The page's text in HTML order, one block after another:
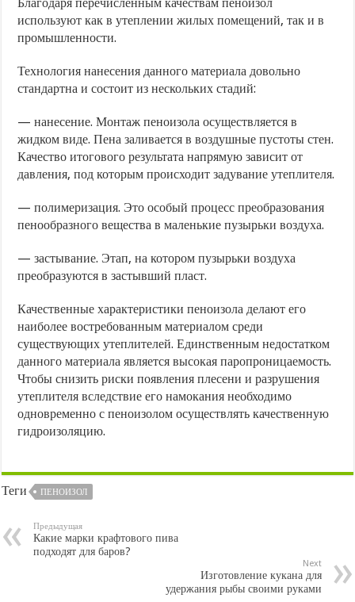
используют как в утеплении жилых помещений, так и в
промышленности.
Технология нанесения данного материала довольно
стандартна и состоит из нескольких стадий:
— нанесение. Монтаж пеноизола осуществляется в
жидком виде. Пена заливается в воздушные пустоты стен.
Качество итогового результата напрямую зависит от
давления, под которым происходит задувание утеплителя.
— полимеризация. Это особый процесс преобразования
пенообразного вещества в маленькие пузырьки воздуха.
— застывание. Этап, на котором пузырьки воздуха
преобразуются в застывший пласт.
Качественные характеристики пеноизола делают его
наиболее востребованным материалом среди
существующих утеплителей. Единственным недостатком
данного материала является высокая паропроницаемость.
Чтобы снизить риски появления плесени и разрушения
утеплителя вследствие его намокания необходимо
одновременно с пеноизолом осуществлять качественную
гидроизоляцию.
Теги ПЕНОИЗОЛ
Предыдущая
Какие марки крафтового пива
подходят для баров?
Next
Изготовление кукана для
удержания рыбы своими руками